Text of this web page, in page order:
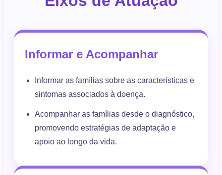
Informar e Acompanhar
Informar as famílias sobre as características e
sintomas associados à doença.
Acompanhar as famílias desde o diagnóstico,
promovendo estratégias de adaptação e
apoio ao longo da vida.